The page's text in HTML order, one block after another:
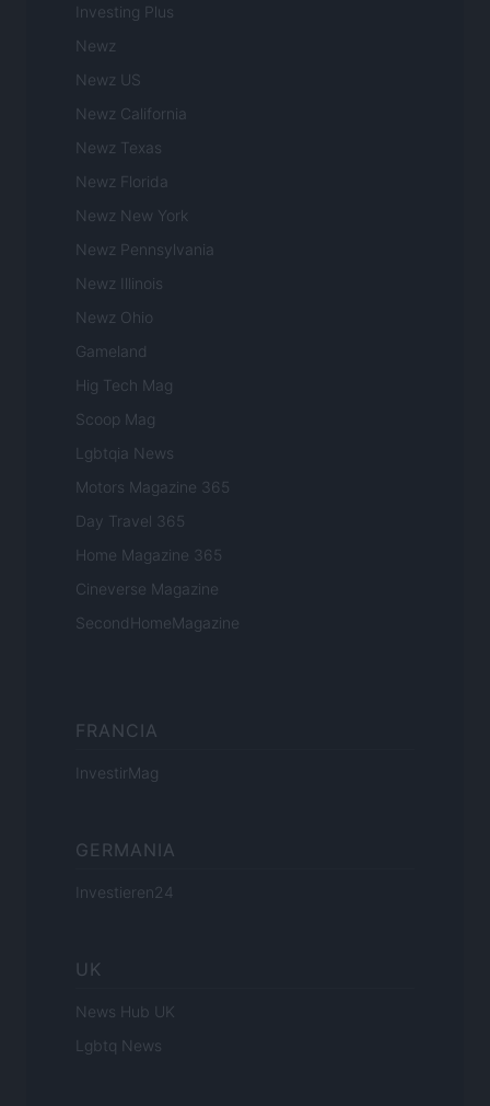
Investing Plus
Newz
Newz US
Newz California
Newz Texas
Newz Florida
Newz New York
Newz Pennsylvania
Newz Illinois
Newz Ohio
Gameland
Hig Tech Mag
Scoop Mag
Lgbtqia News
Motors Magazine 365
Day Travel 365
Home Magazine 365
Cineverse Magazine
SecondHomeMagazine
FRANCIA
InvestirMag
GERMANIA
Investieren24
UK
News Hub UK
Lgbtq News